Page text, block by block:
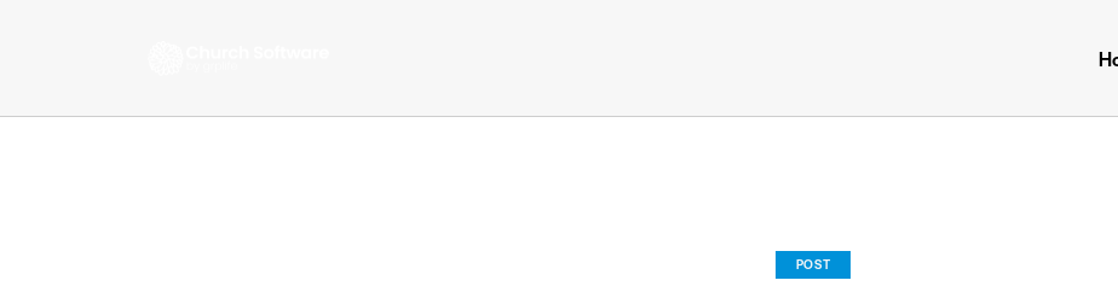
POST